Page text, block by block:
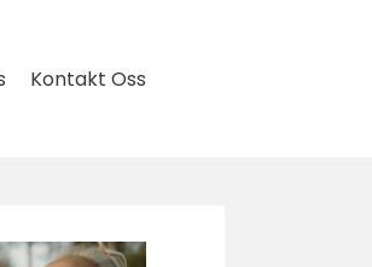
Kontakt Oss